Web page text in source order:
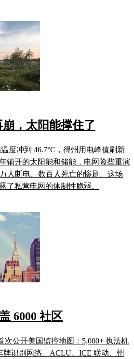
，太阳能撑住了
度冲到 46.7°C，得州用电峰值刷新
铺开的太阳能和储能，电网险些重演
人断电、数百人死亡的惨剧。这场
了私营电网的体制性脆弱。
6000 社区
次公开美国监控地图：5,000+ 执法机
牌识别网络。ACLU、ICE 联动、州